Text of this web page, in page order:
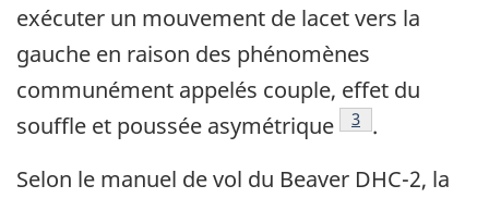
exécuter un mouvement de lacet vers la
gauche en raison des phénomènes
communément appelés couple, effet du
souffle et poussée asymétrique
Note de bas de
3 .
Selon le manuel de vol du Beaver DHC-2, la